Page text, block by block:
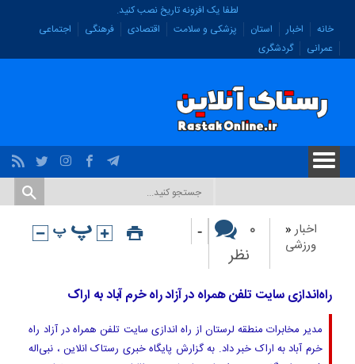
لطفا یک افزونه تاریخ نصب کنید.
خانه
اخبار استان پزشکی و سلامت اقتصادی فرهنگی
اجتماعی
عمرانی
گردشگری
اخبار«
ورزشی
۰
نظر
-
راه‌اندازی سایت تلفن همراه در آزاد راه خرم آباد به اراک
مدیر مخابرات منطقه لرستان از راه اندازی سایت تلفن همراه در آزاد راه
خرم آباد به اراک خبر داد. به گزارش پایگاه خبری رستاک انلاین ، نبی‌اله